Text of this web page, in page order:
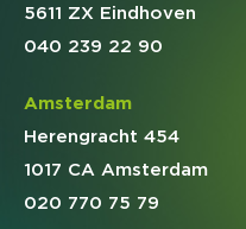
5611 ZX Eindhoven
040 239 22 90
Amsterdam
Herengracht 454
1017 CA Amsterdam
020 770 75 79